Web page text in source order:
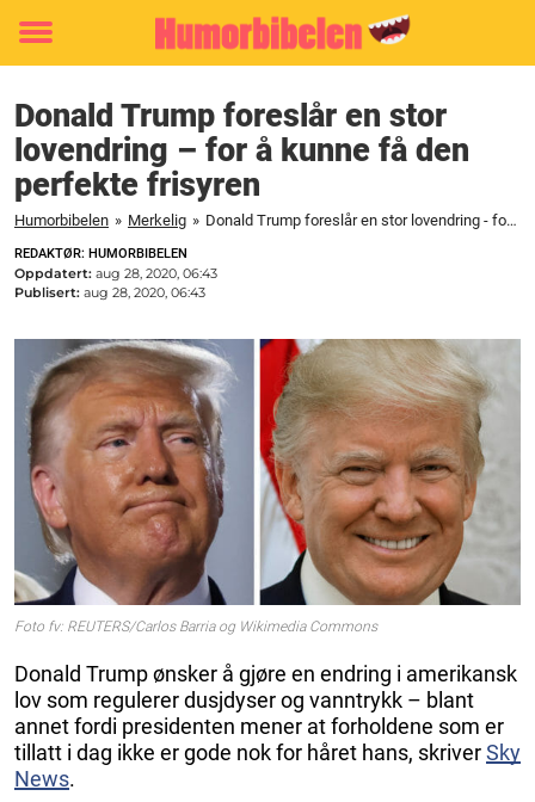
Toggle
Donald Trump foreslår en stor
lovendring – for å kunne få den
perfekte frisyren
Humorbibelen » Merkelig » Donald Trump foreslår en stor lovendring - for å kunne få den perfekte frisyren
REDAKTØR: HUMORBIBELEN
Oppdatert: aug 28, 2020, 06:43
Publisert: aug 28, 2020, 06:43
Foto fv: REUTERS/Carlos Barria og Wikimedia Commons
Donald Trump ønsker å gjøre en endring i amerikansk
lov som regulerer dusjdyser og vanntrykk – blant
annet fordi presidenten mener at forholdene som er
tillatt i dag ikke er gode nok for håret hans, skriverSky
News.